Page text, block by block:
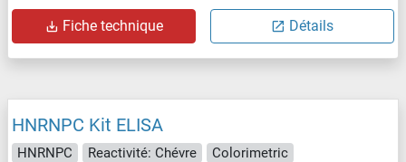
Fiche technique Détails
HNRNPC Kit ELISA
HNRNPC Reactivité: Chévre
Colorimetric